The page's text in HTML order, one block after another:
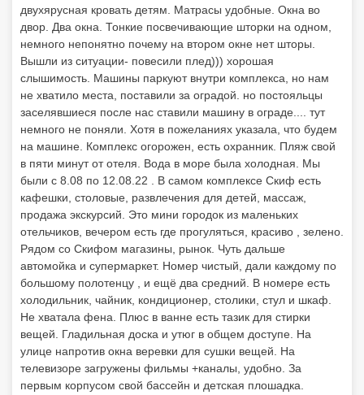
двухярусная кровать детям. Матрасы удобные. Окна во
двор. Два окна. Тонкие посвечивающие шторки на одном,
немного непонятно почему на втором окне нет шторы.
Вышли из ситуации- повесили плед))) хорошая
слышимость. Машины паркуют внутри комплекса, но нам
не хватило места, поставили за оградой. но постояльцы
заселявшиеся после нас ставили машину в ограде.... тут
немного не поняли. Хотя в пожеланиях указала, что будем
на машине. Комплекс огорожен, есть охранник. Пляж свой
в пяти минут от отеля. Вода в море была холодная. Мы
были с 8.08 по 12.08.22 . В самом комплексе Скиф есть
кафешки, столовые, развлечения для детей, массаж,
продажа экскурсий. Это мини городок из маленьких
отельчиков, вечером есть где прогуляться, красиво , зелено.
Рядом со Скифом магазины, рынок. Чуть дальше
автомойка и супермаркет. Номер чистый, дали каждому по
большому полотенцу , и ещё два средний. В номере есть
холодильник, чайник, кондиционер, столики, стул и шкаф.
Не хватала фена. Плюс в ванне есть тазик для стирки
вещей. Гладильная доска и утюг в общем доступе. На
улице напротив окна веревки для сушки вещей. На
телевизоре загружены фильмы +каналы, удобно. За
первым корпусом свой бассейн и детская плошадка.